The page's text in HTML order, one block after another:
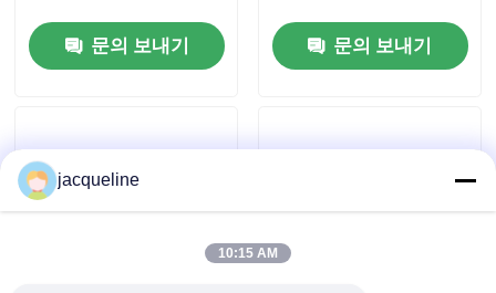
저희와 연락
반대 자동 판매기
문의 보내기 문의 보내기
jacqueline
10:15 AM